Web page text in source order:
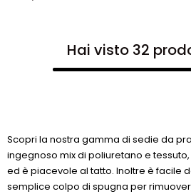
Hai visto 32
Scopri la nostra gamma di sedie da
ingegnoso mix di poliuretano e
ed è piacevole al tatto. Inoltre è facile
semplice colpo di spugna per